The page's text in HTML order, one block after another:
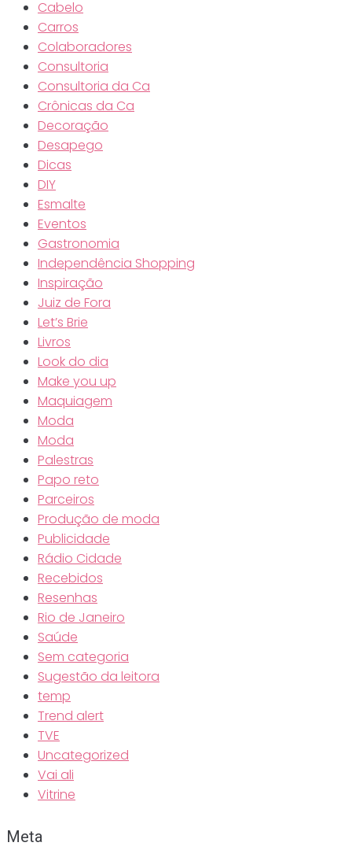
Cabelo
Carros
Colaboradores
Consultoria
Consultoria da Ca
Crônicas da Ca
Decoração
Desapego
Dicas
DIY
Esmalte
Eventos
Gastronomia
Independência Shopping
Inspiração
Juiz de Fora
Let’s Brie
Livros
Look do dia
Make you up
Maquiagem
Moda
Moda
Palestras
Papo reto
Parceiros
Produção de moda
Publicidade
Rádio Cidade
Recebidos
Resenhas
Rio de Janeiro
Saúde
Sem categoria
Sugestão da leitora
temp
Trend alert
TVE
Uncategorized
Vai ali
Vitrine
Meta